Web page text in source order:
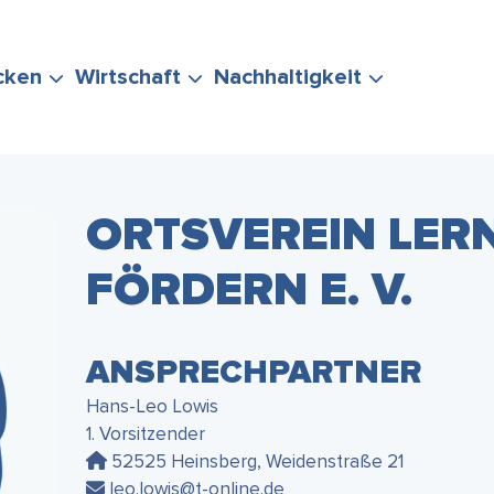
POLITIK &
EVENTS
STADTMARKETING
Wirtschaft Nachhaltigkeit
KLIMASCHUTZ
FRAGE
ORTSVEREIN
FÖRDERN E. V.
ANSPRECHPARTNER
Hans-Leo Lowis
1. Vorsitzender
52525 Heinsberg, Weidenstraße 21
leo.lowis@t-online.de